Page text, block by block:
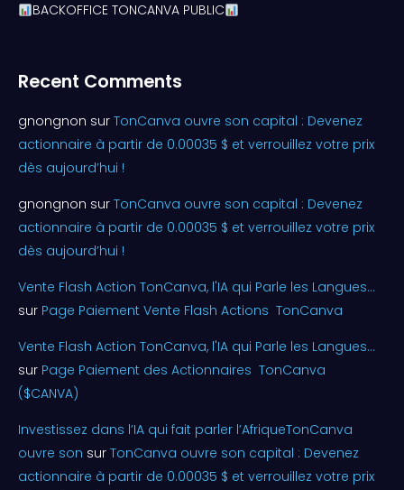
BACKOFFICE TONCANVA PUBLIC
Recent Comments
gnongnon sur TonCanva ouvre son capital : Devenez
actionnaire à partir de 0.00035 $ et verrouillez votre prix
dès aujourd’hui !
gnongnon sur TonCanva ouvre son capital : Devenez
actionnaire à partir de 0.00035 $ et verrouillez votre prix
dès aujourd’hui !
Vente Flash Action TonCanva, l'IA qui Parle les Langues...
sur Page Paiement Vente Flash Actions TonCanva
Vente Flash Action TonCanva, l'IA qui Parle les Langues...
sur Page Paiement des Actionnaires TonCanva
($CANVA)
Investissez dans l’IA qui fait parler l’AfriqueTonCanva
ouvre son sur TonCanva ouvre son capital : Devenez
actionnaire à partir de 0.00035 $ et verrouillez votre prix